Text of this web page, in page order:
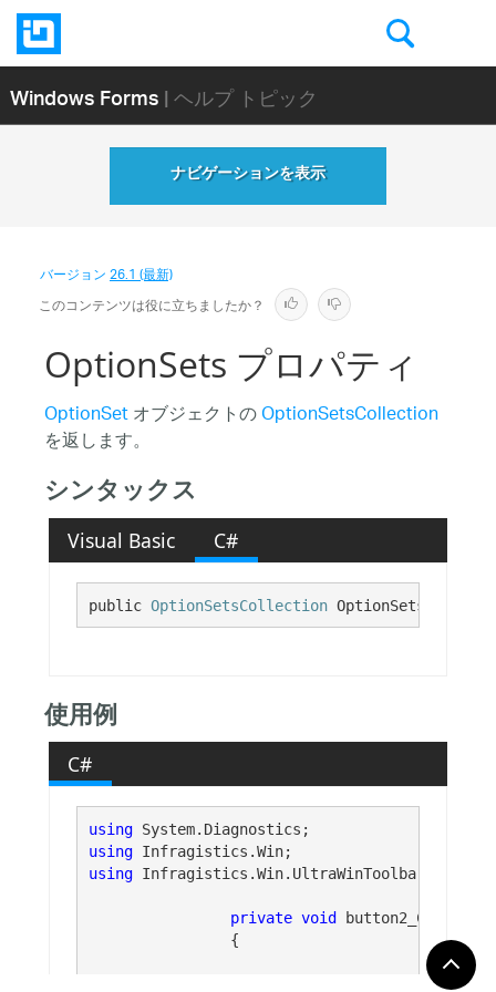
Windows Forms| ヘルプ トピック
ナビゲーションを表示
バージョン26.1 (最新)
このコンテンツは役に立ちましたか？
OptionSets プロパティ
OptionSetオブジェクトのOptionSetsCollection
を返します。
シンタックス
Visual Basic C#
public OptionSetsCollection OptionSets {get;}
使用例
C#
using
using
using Infragistics.Win.UltraWinToolbars;
private void button2_Click(
//